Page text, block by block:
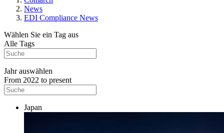
News
EDI Compliance News
Wählen Sie ein Tag aus
Alle Tags
Jahr auswählen
From 2022 to present
Japan